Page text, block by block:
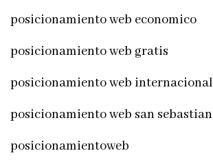
posicionamiento web economico
posicionamiento web gratis
posicionamiento web internacional
posicionamiento web san sebastian
posicionamientoweb